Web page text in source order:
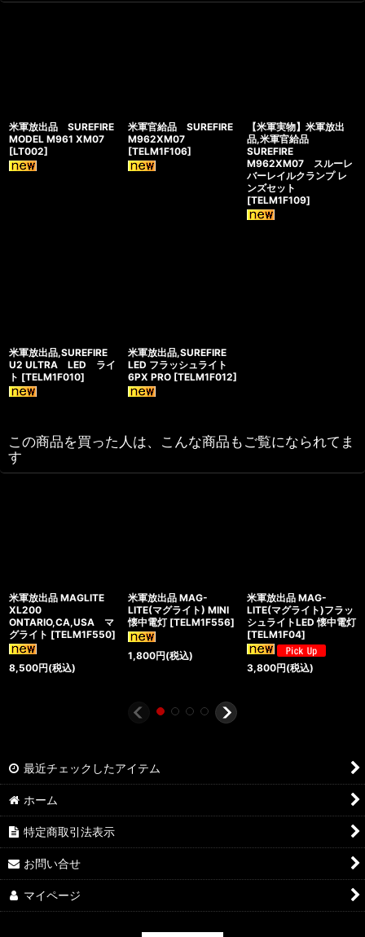
米軍放出品 SUREFIRE
MODEL M961 XM07
[LT002]
米軍官給品 SUREFIRE
M962XM07
[TELM1F106]
【米軍実物】米軍放出
品,米軍官給品
SUREFIRE
M962XM07 スルーレ
バーレイルクランプ レ
ンズセット
[TELM1F109]
米軍放出品,SUREFIRE
U2 ULTRA LED ライ
ト [TELM1F010]
米軍放出品,SUREFIRE
LED フラッシュライト
6PX PRO [TELM1F012]
この商品を買った人は、こんな商品もご覧になられてま
す
米軍放出品 MAGLITE
XL200
ONTARIO,CA,USA マ
グライト [TELM1F550]
8,500円(税込)
米軍放出品 MAG-
LITE(マグライト) MINI
懐中電灯 [TELM1F556]
1,800円(税込)
米軍放出品 MAG-
LITE(マグライト)フラッ
シュライトLED 懐中電灯
[TELM1F04]
3,800円(税込)
最近チェックしたアイテム
ホーム
特定商取引法表示
お問い合せ
マイページ